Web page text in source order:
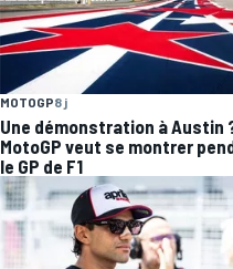
MOTOGP8 j
Une démonstration à Austin
MotoGP veut se montrer
le GP de F1